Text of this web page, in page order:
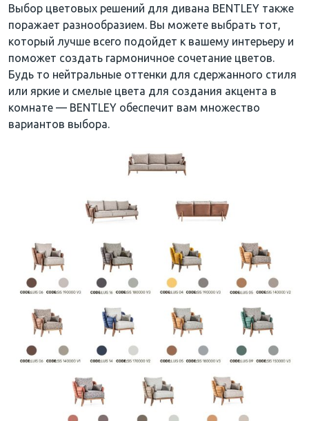
Выбор цветовых решений для дивана BENTLEY также
поражает разнообразием. Вы можете выбрать тот,
который лучше всего подойдет к вашему интерьеру и
поможет создать гармоничное сочетание цветов.
Будь то нейтральные оттенки для сдержанного стиля
или яркие и смелые цвета для создания акцента в
комнате — BENTLEY обеспечит вам множество
вариантов выбора.